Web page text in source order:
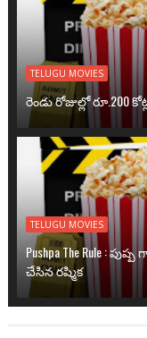
TELUGU MOVIES
రెండు రోజుల్లో రూ.200
TELUGU MOVIES
Pushpa The Rule :
చేసిన రష్మిక